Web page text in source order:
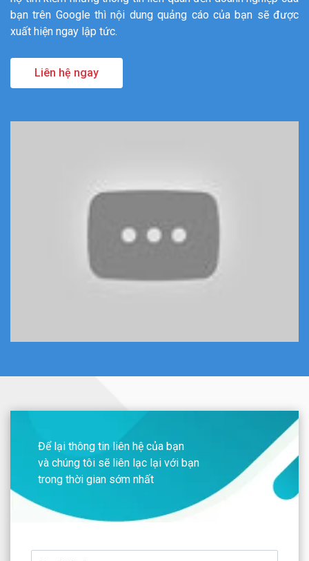
bạn trên Google thì nội dung quảng cáo của bạn sẽ được
xuất hiện ngay lập tức.
Liên hệ ngay
Để lại thông tin liên hệ của bạn
và chúng tôi sẽ liên lạc lại với bạn
trong thời gian sớm nhất